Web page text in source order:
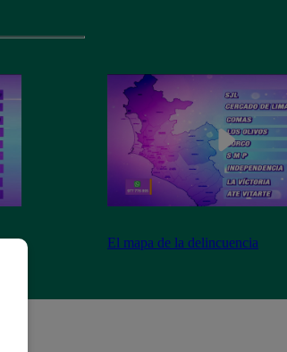
El mapa de la delincuencia